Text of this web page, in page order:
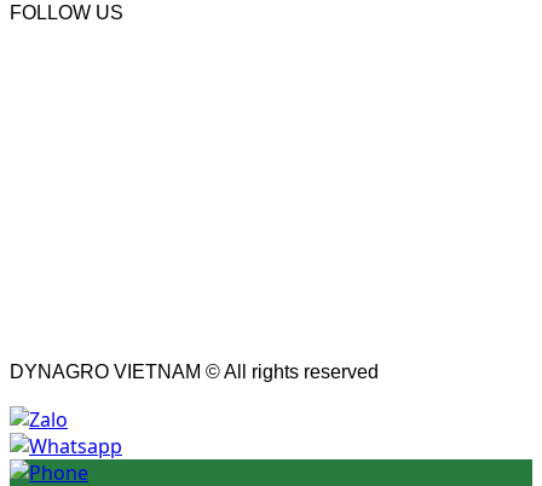
FOLLOW US
DYNAGRO VIETNAM © All rights reserved